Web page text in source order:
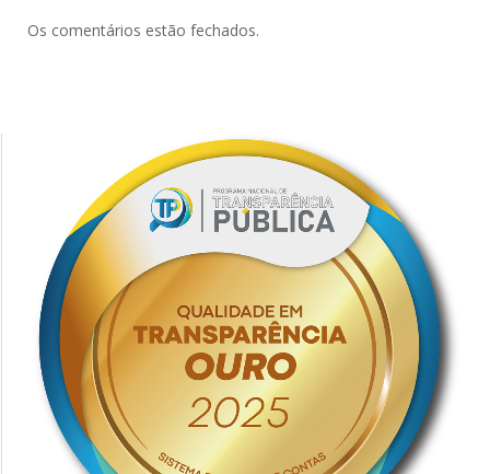
Os comentários estão fechados.